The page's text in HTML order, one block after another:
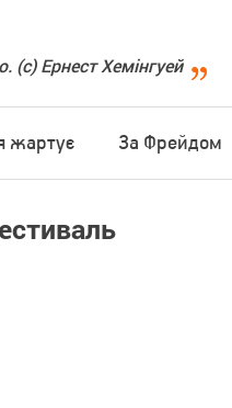
(с) Ернест Хемінгуей
жартує За Фрейдом